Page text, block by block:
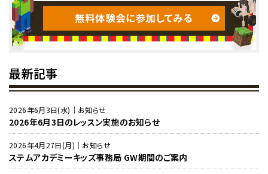
最新記事
2026年6月3日(水)｜お知らせ
2026年6月3日のレッスン実施のお知らせ
2026年4月27日(月)｜お知らせ
ステムアカデミーキッズ事務局 GW期間のご案内